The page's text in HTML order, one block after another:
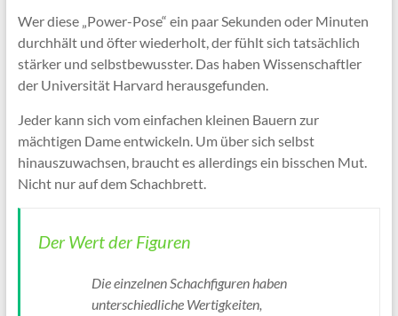
Wer diese „Power-Pose“ ein paar Sekunden oder Minuten
durchhält und öfter wiederholt, der fühlt sich tatsächlich
stärker und selbstbewusster. Das haben Wissenschaftler
der Universität Harvard herausgefunden.
Jeder kann sich vom einfachen kleinen Bauern zur
mächtigen Dame entwickeln. Um über sich selbst
hinauszuwachsen, braucht es allerdings ein bisschen Mut.
Nicht nur auf dem Schachbrett.
Der Wert der Figuren
Die einzelnen Schachfiguren haben
unterschiedliche Wertigkeiten,